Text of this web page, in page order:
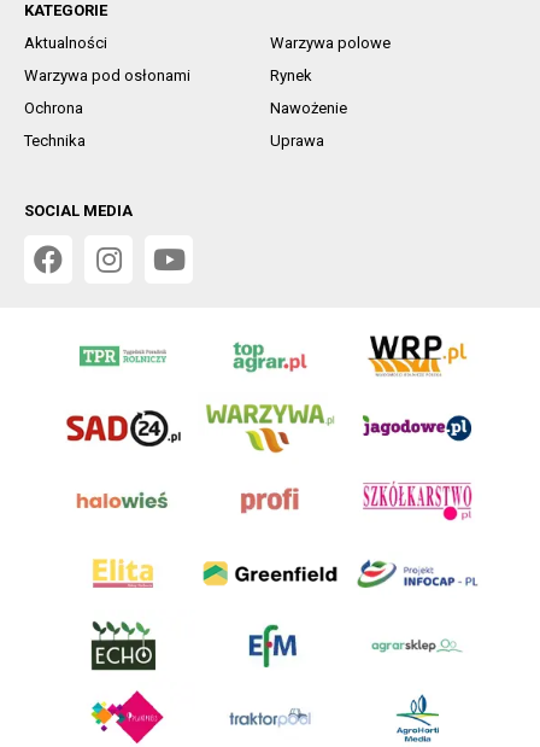
KATEGORIE
Aktualności
Warzywa polowe
Warzywa pod osłonami
Rynek
Ochrona
Nawożenie
Technika
Uprawa
SOCIAL MEDIA